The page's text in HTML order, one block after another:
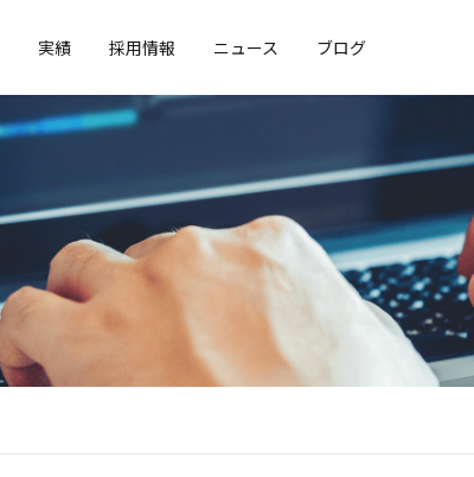
実績 採用情報 ニュース ブログ